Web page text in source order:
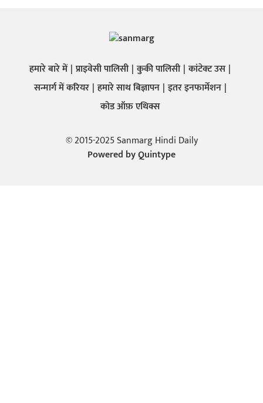
हमारे बारे में प्राइवेसी पालिसी कुकी पालिसी कांटेक्ट उस
सन्मार्ग में करियर हमारे साथ बिज्ञापन इतर इनफार्मेशन
कोड ऑफ़ एथिक्स
© 2015-2025 Sanmarg Hindi Daily
Powered byQuintype